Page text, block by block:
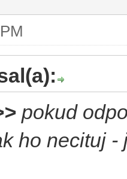
pokud
ho necituj -